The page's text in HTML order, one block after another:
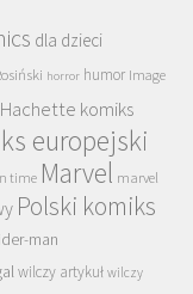
dla dzieci
horror humor Image
komiks
europejski
time Marvel marvel
Polski komiks
man
wilczy artykuł wilczy